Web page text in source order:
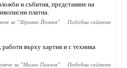
и събития, представяне на
платна.
за "Здравко Йончев" Подобни сайтове
върху хартия и с техника
за "Милко Павлов" Подобни сайтове